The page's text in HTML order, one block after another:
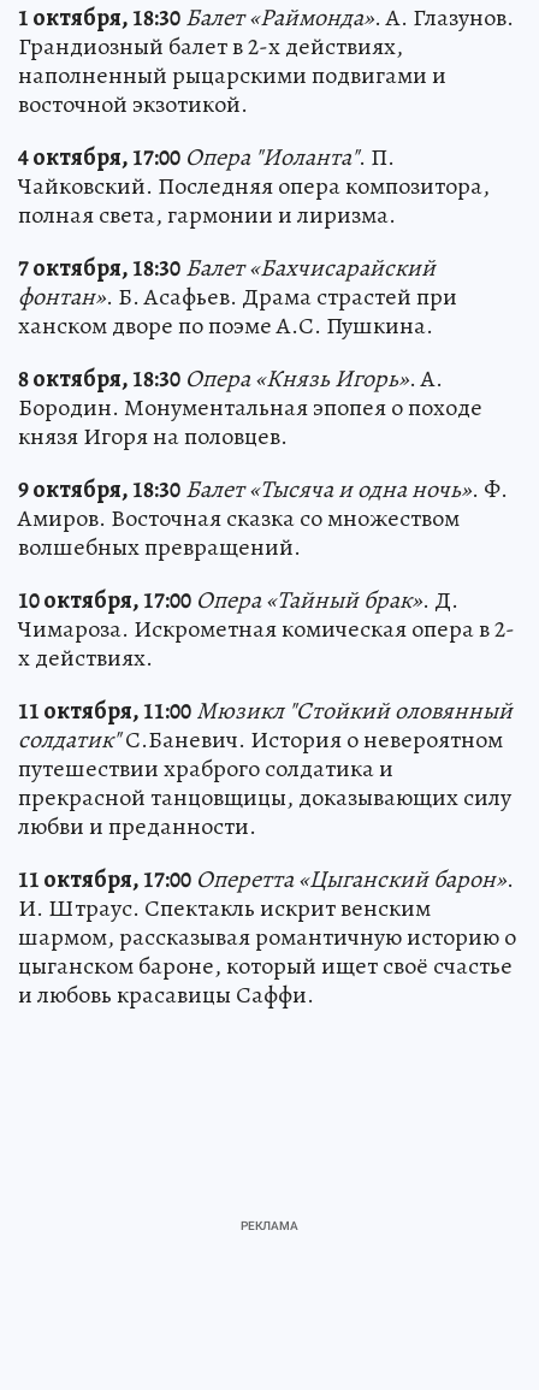
1 октября, 18:30Балет «Раймонда». А. Глазунов.
Грандиозный балет в 2-х действиях,
наполненный рыцарскими подвигами и
восточной экзотикой.
4 октября, 17:00 Опера "Иоланта". П.
Чайковский. Последняя опера композитора,
полная света, гармонии и лиризма.
7 октября, 18:30Балет «Бахчисарайский
фонтан». Б. Асафьев. Драма страстей при
ханском дворе по поэме А.С. Пушкина.
8 октября, 18:30 Опера «Князь Игорь». А.
Бородин. Монументальная эпопея о походе
князя Игоря на половцев.
9 октября, 18:30Балет «Тысяча и одна ночь». Ф.
Амиров. Восточная сказка со множеством
волшебных превращений.
10 октября, 17:00 Опера «Тайный брак». Д.
Чимароза. Искрометная комическая опера в 2-
х действиях.
11 октября, 11:00Мюзикл "Стойкий оловянный
солдатик"С.Баневич. История о невероятном
путешествии храброго солдатика и
прекрасной танцовщицы, доказывающих силу
любви и преданности.
11 октября, 17:00 Оперетта «Цыганский барон».
И. Штраус. Спектакль искрит венским
шармом, рассказывая романтичную историю о
цыганском бароне, который ищет своё счастье
и любовь красавицы Саффи.